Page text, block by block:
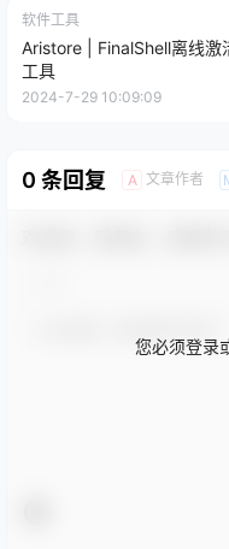
软件工具
Aristore | FinalShell离线激
工具
2024-7-29 10:09:09
0 条回复 A 文章作者
您必须登录